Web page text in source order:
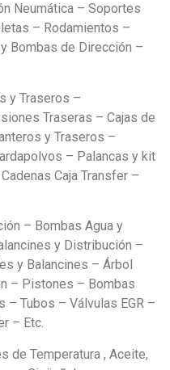
Neumática – Soportes
– Rodamientos –
Bombas de Dirección –
y Traseros –
Traseras – Cajas de
y Traseros –
– Palancas y kit
Caja Transfer –
– Bombas Agua y
y Distribución –
y Balancines – Árbol
– Pistones – Bombas
– Tubos – Válvulas EGR –
– Etc.
de Temperatura , Aceite,